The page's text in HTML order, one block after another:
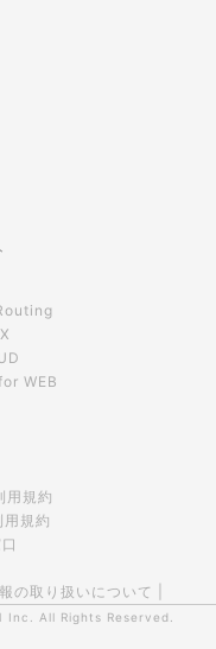
WEB
用規約
規約
の取り扱いについて
Inc. All Rights Reserved.